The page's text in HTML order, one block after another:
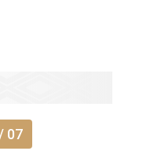
07